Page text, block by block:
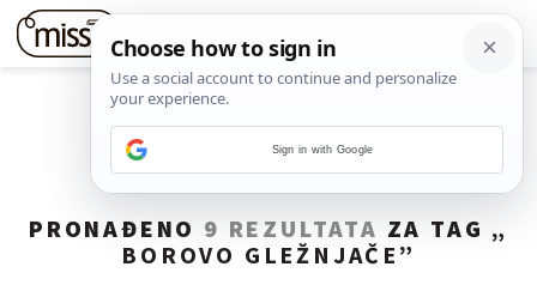
PRONAĐENO 9 REZULTATA ZA TAG „
BOROVO GLEŽNJAČE ”
Sign in with Google